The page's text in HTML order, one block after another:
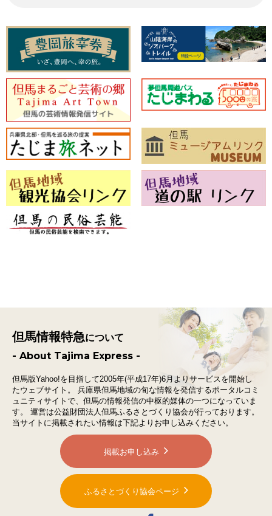
但馬情報特急について
- About Tajima Express -
但馬版Yahoo!を目指して2005年(平成17年)6月よりサービスを開始し
たウェブサイト。
兵庫県但馬地域の旬な情報を発信するポータルコミ
ュニティサイトで、 但馬の情報発信の中枢的媒体の一つになっていま
す。
運営は公益財団法人但馬ふるさとづくり協会が行っております。
当サイトに掲載されたい情報は下記よりお申し込みください。
掲載お申し込み
ふるさとづくり協会ページ